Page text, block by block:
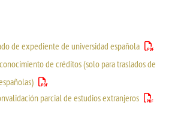
de expediente de universidad española
de créditos (solo para traslados de
parcial de estudios extranjeros